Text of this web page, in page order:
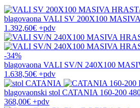
blagovaona VALI SV 200X100
1.392,60€ +pdv
-34%
blagovaona VALI SV/N 240X100
1.638,50€ +pdv
blagovaonski stol CATANIA 160-200
368,00€ +pdv